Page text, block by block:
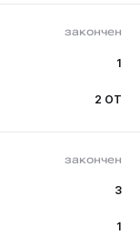
закончен
1
2 ОТ
закончен
3
1